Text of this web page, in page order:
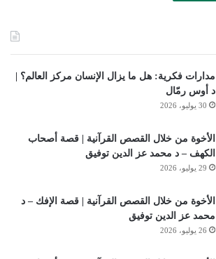
مدارات فكرية: هل ما يزال الإنسان مركز العالم؟ |
د أوس رمّال
30 يوليو، 2026
الأخوة من خلال القصص القرآنية | قصة أصحاب
الكهف – د محمد عز الدين توفيق
29 يوليو، 2026
الأخوة من خلال القصص القرآنية | قصة الإفك – د
محمد عز الدين توفيق
26 يوليو، 2026